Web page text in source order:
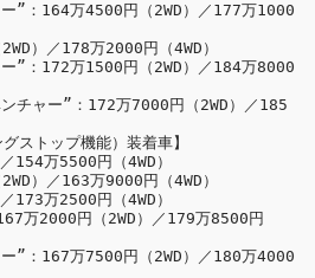
”：164万4500円（2WD）／177万1000
）／178万2000円（4WD）
”：172万1500円（2WD）／184万8000
チャー”：172万7000円（2WD）／185
ストップ機能）装着車】
154万5500円（4WD）
）／163万9000円（4WD）
173万2500円（4WD）
万2000円（2WD）／179万8500円
”：167万7500円（2WD）／180万4000